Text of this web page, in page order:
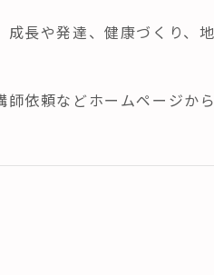
長や発達、健康づくり、
依頼などホームページか